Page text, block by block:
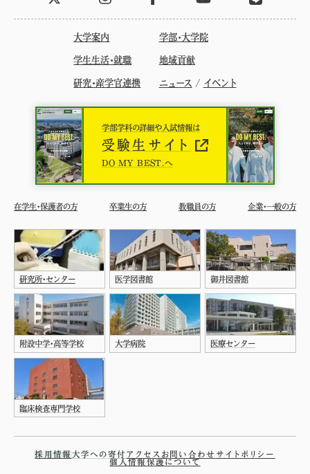
大学案内 学部・大学院
学生生活・就職 地域貢献
研究・産学官連携 ニュース / イベント
学部学科の詳細や入試情報は
受験生サイト
DO MY BEST.へ
在学生・保護者の方 卒業生の方 教職員の方 企業・一般の方
研究所・センター 医学図書館 御井図書館
附設中学・高等学校 大学病院 医療センター
臨床検査専門学校
採用情報 大学への寄付 アクセス お問い合わせ サイトポリシー
個人情報保護について